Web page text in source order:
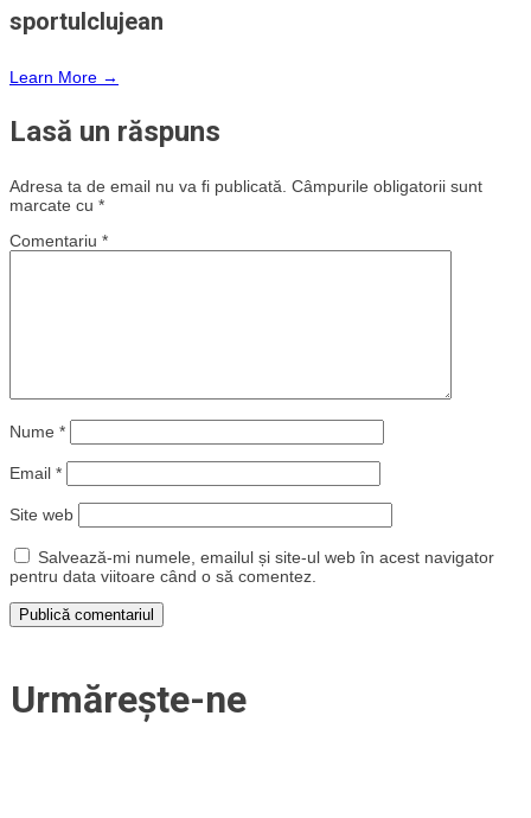
sportulclujean
Learn More →
Lasă un răspuns
Adresa ta de email nu va fi publicată. Câmpurile obligatorii sunt
marcate cu *
Comentariu *
Nume *
Email *
Site web
Salvează-mi numele, emailul și site-ul web în acest navigator
pentru data viitoare când o să comentez.
Urmărește-ne